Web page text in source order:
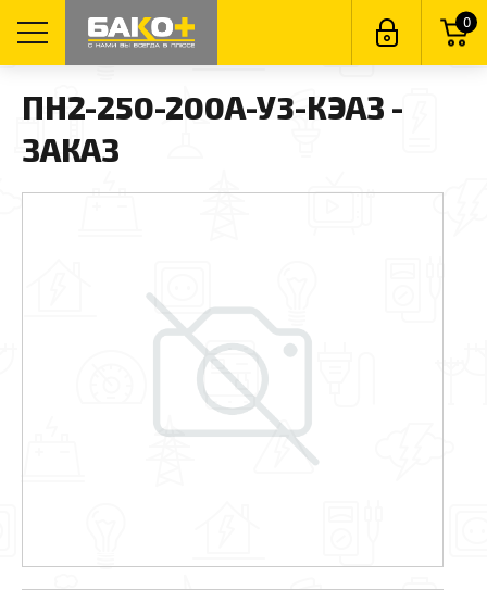
0
ПН2-250-200А-У3-КЭАЗ -
ЗАКАЗ